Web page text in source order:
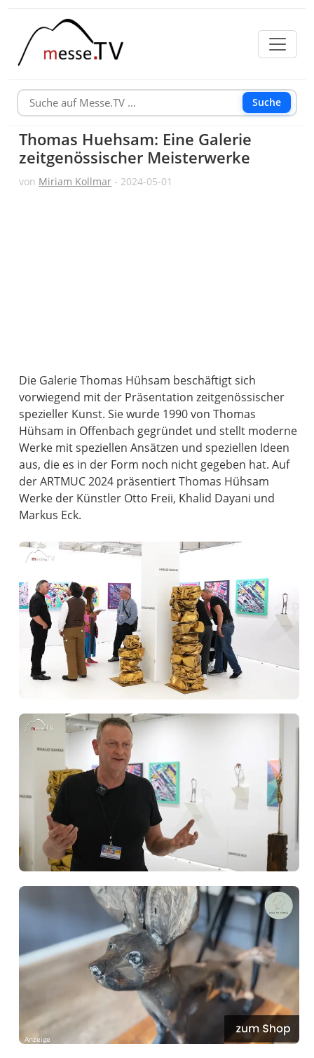
Suche
Thomas Huehsam: Eine Galerie
zeitgenössischer Meisterwerke
von Miriam Kollmar - 2024-05-01
Die Galerie Thomas Hühsam beschäftigt sich
vorwiegend mit der Präsentation zeitgenössischer
spezieller Kunst. Sie wurde 1990 von Thomas
Hühsam in Offenbach gegründet und stellt moderne
Werke mit speziellen Ansätzen und speziellen Ideen
aus, die es in der Form noch nicht gegeben hat. Auf
der ARTMUC 2024 präsentiert Thomas Hühsam
Werke der Künstler Otto Freii, Khalid Dayani und
Markus Eck.
Anzeige